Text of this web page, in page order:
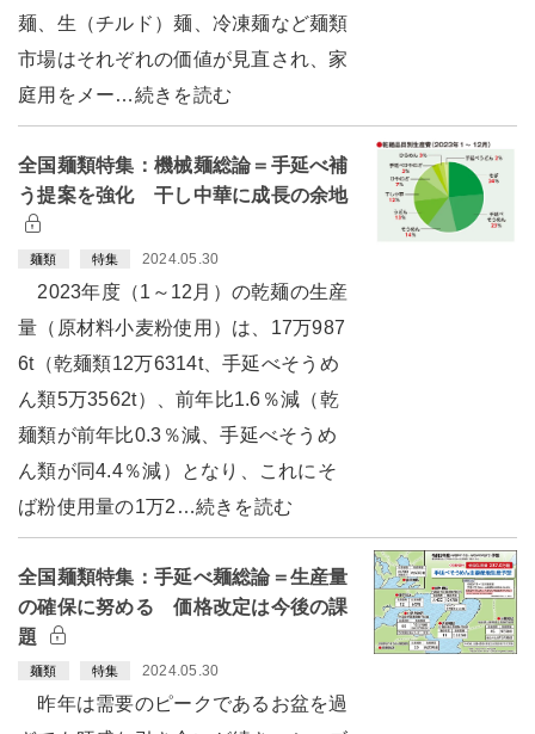
麺、生（チルド）麺、冷凍麺など麺類
市場はそれぞれの価値が見直され、家
庭用をメー…続きを読む
全国麺類特集：機械麺総論＝手延べ補
う提案を強化 干し中華に成長の余地
麺類 特集 2024.05.30
2023年度（1～12月）の乾麺の生産
量（原材料小麦粉使用）は、17万987
6t（乾麺類12万6314t、手延べそうめ
ん類5万3562t）、前年比1.6％減（乾
麺類が前年比0.3％減、手延べそうめ
ん類が同4.4％減）となり、これにそ
ば粉使用量の1万2…続きを読む
全国麺類特集：手延べ麺総論＝生産量
の確保に努める 価格改定は今後の課
題
麺類 特集 2024.05.30
昨年は需要のピークであるお盆を過